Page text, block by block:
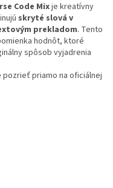
Code Mixje kreatívny
skryté slová v
prekladom. Tento
hodnôt, ktoré
spôsob vyjadrenia
pozrieť priamo na oficiálnej